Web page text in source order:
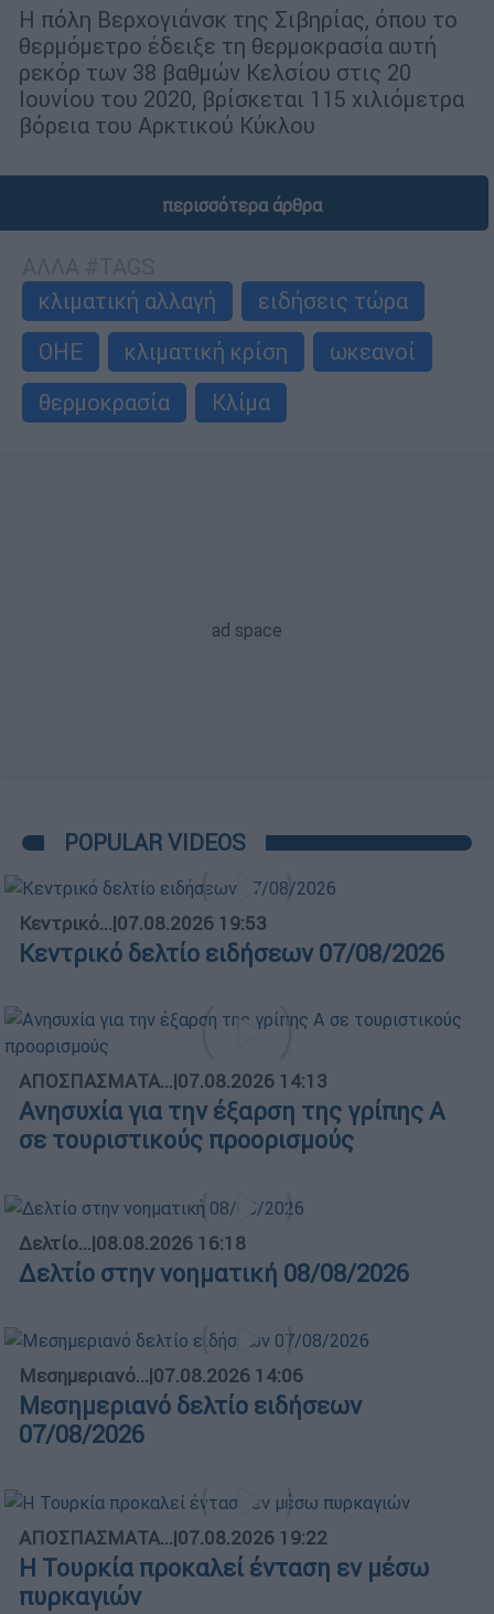
Η πόλη Βερχογιάνσκ της Σιβηρίας, όπου το
θερμόμετρο έδειξε τη θερμοκρασία αυτή
ρεκόρ των 38 βαθμών Κελσίου στις 20
Ιουνίου του 2020, βρίσκεται 115 χιλιόμετρα
βόρεια του Αρκτικού Κύκλου
περισσότερα άρθρα
κλιματική αλλαγή
ειδήσεις τώρα
ΟΗΕ
κλιματική κρίση
ωκεανοί
θερμοκρασία
Κλίμα
POPULAR VIDEOS
Κεντρικό...|07.08.2026 19:53
Κεντρικό δελτίο ειδήσεων 07/08/2026
ΑΠΟΣΠΑΣΜΑΤΑ...|07.08.2026 14:13
Ανησυχία για την έξαρση της γρίπης Α
σε τουριστικούς προορισμούς
Δελτίο...|08.08.2026 16:18
Δελτίο στην νοηματική 08/08/2026
Μεσημεριανό...|07.08.2026 14:06
Μεσημεριανό δελτίο ειδήσεων
07/08/2026
ΑΠΟΣΠΑΣΜΑΤΑ...|07.08.2026 19:22
Η Τουρκία προκαλεί ένταση εν μέσω
πυρκαγιών